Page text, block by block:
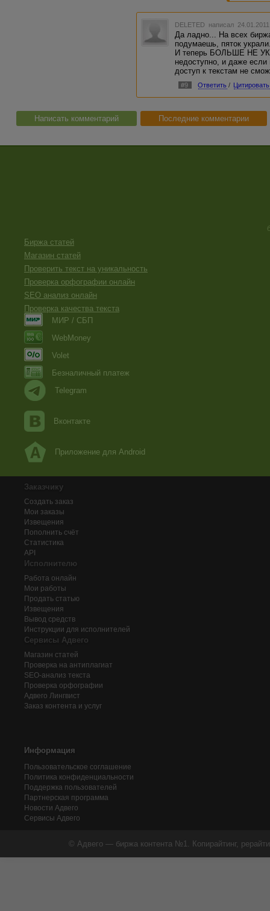
DELETED написал
Да ладно... На всех
подумаешь, пяток
И теперь БОЛЬШЕ НЕ
недоступно, и даже если
доступ к текстам не
#9 Ответить / Цитировать
Написать комментарий Последние комментарии
Биржа статей
Магазин статей
Проверить текст на уникальность
Проверка орфографии онлайн
SEO анализ онлайн
Проверка качества текста
МИР / СБП
WebMoney
Volet
Безналичный платеж
Telegram
Вконтакте
Приложение для Android
Заказчику
Создать заказ
Мои заказы
Извещения
Пополнить счёт
Статистика
API
Исполнителю
Работа онлайн
Мои работы
Продать статью
Извещения
Вывод средств
Инструкции для исполнителей
Сервисы Адвего
Магазин статей
Проверка на антиплагиат
SEO-анализ текста
Проверка орфографии
Адвего Лингвист
Заказ контента и услуг
Информация
Пользовательское соглашение
Политика конфиденциальности
Поддержка пользователей
Партнерская программа
Новости Адвего
Сервисы Адвего
© Адвего — биржа контента №1. Копирайтинг,